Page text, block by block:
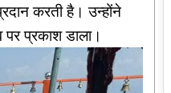
करती है। उन्होंने
प्रकाश डाला।